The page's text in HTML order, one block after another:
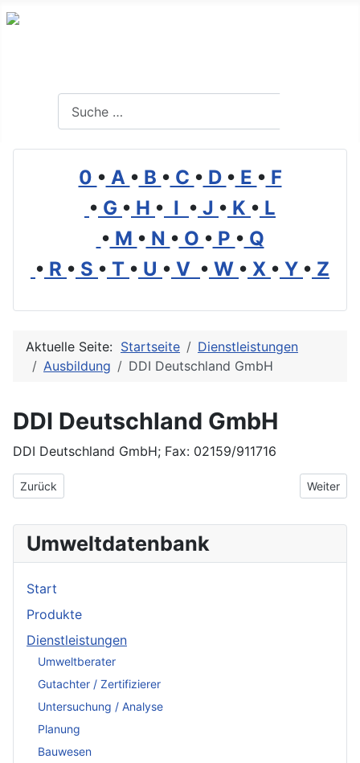
0 • A • B • C • D • E • F
• G • H • I • J • K • L
• M • N • O • P • Q
• R • S • T • U • V • W • X • Y • Z
Aktuelle Seite: Startseite
Dienstleistungen
Ausbildung
DDI Deutschland GmbH
DDI Deutschland GmbH
DDI Deutschland GmbH; Fax: 02159/911716
Vorheriger Beitrag: CSC Ploenzke Akademie
Zurück Nächster
Weiter
Umweltdatenbank
Start
Produkte
Dienstleistungen
Umweltberater
Gutachter / Zertifizierer
Untersuchung / Analyse
Planung
Bauwesen